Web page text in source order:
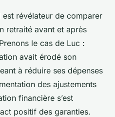
est révélateur de comparer
retraité avant et après
le cas de Luc :
avait érodé son
à réduire ses dépenses
des ajustements
financière s’est
positif des garanties.